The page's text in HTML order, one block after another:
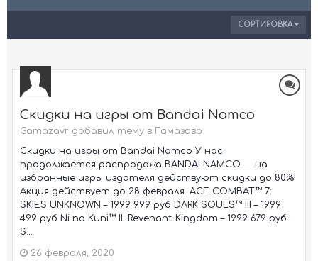
СОРТИРОВКА
Скидки на игры от Bandai Namco
Gamazavr добавил тему в
Гамазавр
Скидки на игры от Bandai Namco У нас
продолжается распродажа BANDAI NAMCO — на
избранные игры издателя действуют скидки до 80%!
Акция действует до 28 февраля. ACE COMBAT™ 7:
SKIES UNKNOWN – 1999 999 руб DARK SOULS™ III – 1999
499 руб Ni no Kuni™ II: Revenant Kingdom – 1999 679 руб
S...
26 февраля, 2020